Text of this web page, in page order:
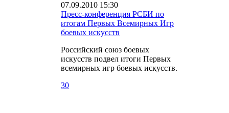
07.09.2010 15:30
Пресс-конференция РСБИ по
итогам Первых Всемирных Игр
боевых искусств
Российский союз боевых
искусств подвел итоги Первых
всемирных игр боевых искусств.
30